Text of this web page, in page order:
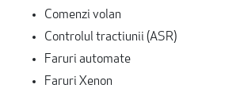
Comenzi volan
Controlul tractiunii (ASR)
Faruri automate
Faruri Xenon